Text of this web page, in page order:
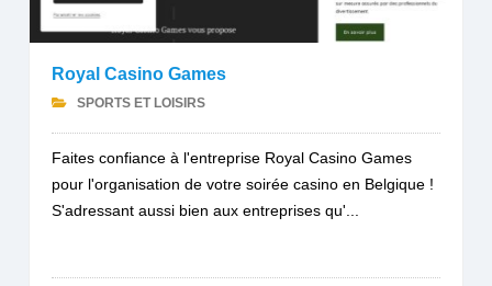
Royal Casino Games
SPORTS ET LOISIRS
Faites confiance à l'entreprise Royal Casino Games
pour l'organisation de votre soirée casino en Belgique !
S'adressant aussi bien aux entreprises qu'...